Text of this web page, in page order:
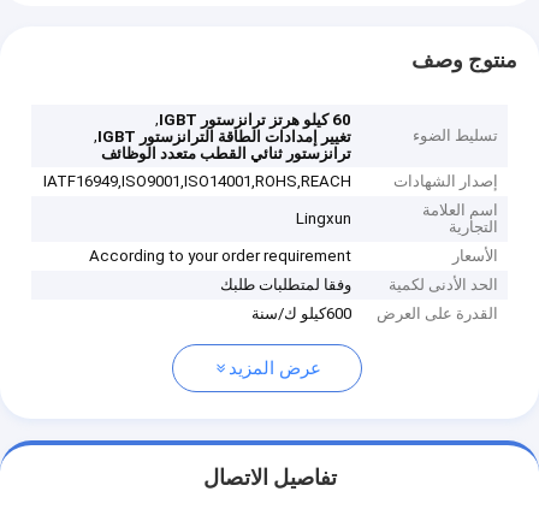
منتوج وصف
تسليط الضوء
60 كيلو هرتز ترانزستور IGBT
,
تغيير إمدادات الطاقة الترانزستور IGBT
,
ترانزستور ثنائي القطب متعدد الوظائف
إصدار الشهادات
IATF16949,ISO9001,ISO14001,ROHS,REACH
اسم العلامة
التجارية
Lingxun
الأسعار
According to your order requirement
الحد الأدنى لكمية
وفقا لمتطلبات طلبك
القدرة على العرض
600كيلو ك/سنة
عرض المزيد
تفاصيل الاتصال